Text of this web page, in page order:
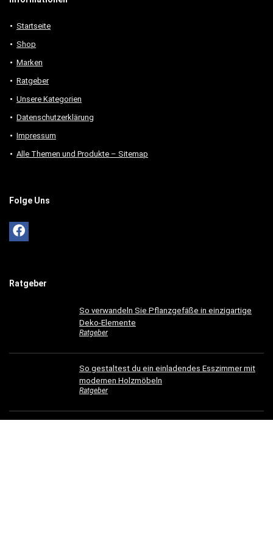
Startseite
Shop
Marken
Ratgeber
Unsere Kategorien
Datenschutzerklärung
Impressum
Alle Themen und Produkte – Sitemap
Folge Uns
Ratgeber
So verwandeln Sie Pflanzgefäße in einzigartige
Deko-Elemente
Ratgeber
So gestaltest du ein einladendes Esszimmer mit
modernen Holzmöbeln
Ratgeber